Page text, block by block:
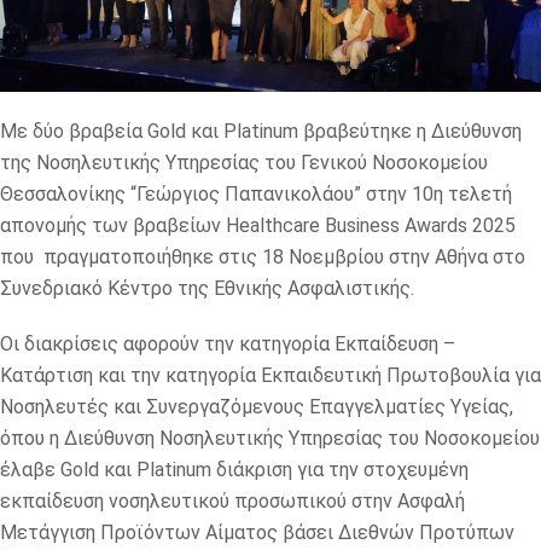
Mε δύο βραβεία Gold και Platinum βραβεύτηκε η Διεύθυνση
της Νοσηλευτικής Υπηρεσίας του Γενικού Νοσοκομείου
Θεσσαλονίκης “Γεώργιος Παπανικολάου” στην 10η τελετή
απονομής των βραβείων Healthcare Business Awards 2025
που πραγματοποιήθηκε στις 18 Νοεμβρίου στην Αθήνα στο
Συνεδριακό Κέντρο της Εθνικής Ασφαλιστικής.
Οι διακρίσεις αφορούν την κατηγορία Εκπαίδευση –
Κατάρτιση και την κατηγορία Εκπαιδευτική Πρωτοβουλία για
Νοσηλευτές και Συνεργαζόμενους Επαγγελματίες Υγείας,
όπου η Διεύθυνση Νοσηλευτικής Υπηρεσίας του Νοσοκομείου
έλαβε Gold και Platinum διάκριση για την στοχευμένη
εκπαίδευση νοσηλευτικού προσωπικού στην Ασφαλή
Μετάγγιση Προϊόντων Αίματος βάσει Διεθνών Προτύπων